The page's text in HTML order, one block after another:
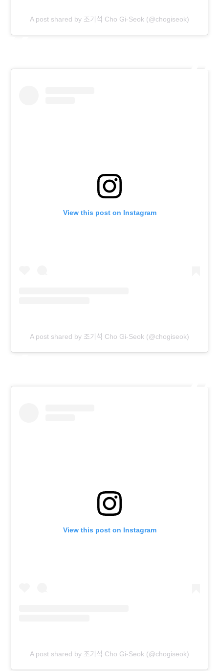
A post shared by 조기석 Cho Gi-Seok (@chogiseok)
View this post on Instagram
A post shared by 조기석 Cho Gi-Seok (@chogiseok)
View this post on Instagram
A post shared by 조기석 Cho Gi-Seok (@chogiseok)